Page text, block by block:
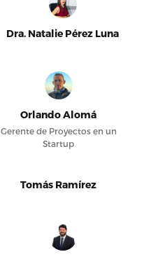
Dra. Natalie Pérez Luna
Orlando Alomá
Gerente de Proyectos en un
Startup
Tomás Ramírez